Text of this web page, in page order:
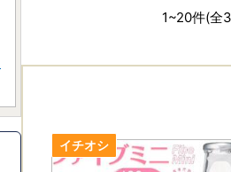
1~20件(全